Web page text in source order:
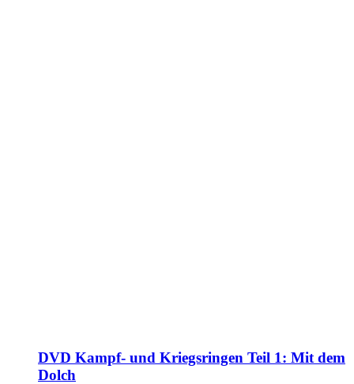
DVD Kampf- und Kriegsringen Teil 1: Mit dem
Dolch